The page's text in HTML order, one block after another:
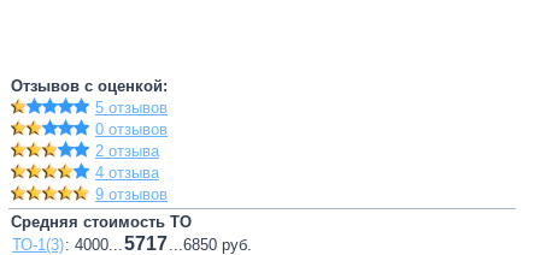
Отзывов с оценкой:
5 отзывов
0 отзывов
2 отзыва
4 отзыва
9 отзывов
Средняя стоимость ТО
ТО-1(3): 4000...5717...6850 руб.